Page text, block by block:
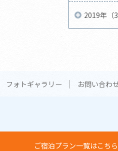
2019年（3
フォトギャラリー お問い合わ
ご宿泊プラン一覧はこちら